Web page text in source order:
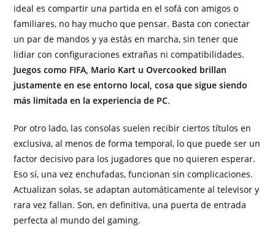
ideal es compartir una partida en el sofá con amigos o
familiares, no hay mucho que pensar. Basta con conectar
un par de mandos y ya estás en marcha, sin tener que
lidiar con configuraciones extrañas ni compatibilidades.
Juegos como FIFA, Mario Kart u Overcooked brillan
justamente en ese entorno local, cosa que sigue siendo
más limitada en la experiencia de PC.
Por otro lado, las consolas suelen recibir ciertos títulos en
exclusiva, al menos de forma temporal, lo que puede ser un
factor decisivo para los jugadores que no quieren esperar.
Eso sí, una vez enchufadas, funcionan sin complicaciones.
Actualizan solas, se adaptan automáticamente al televisor y
rara vez fallan. Son, en definitiva, una puerta de entrada
perfecta al mundo del gaming.